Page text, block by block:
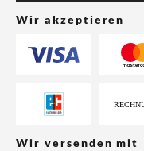
Wir akzeptieren
Wir versenden mit